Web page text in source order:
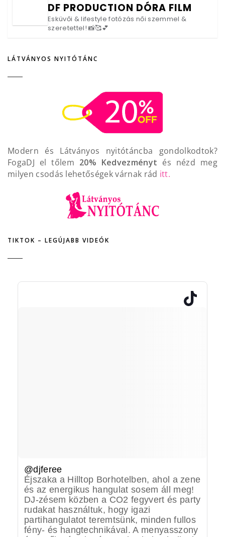
DF PRODUCTION DÓRA FILM
Esküvői & lifestyle fotózás női szemmel &
szeretettel! 📸🥰💕
LÁTVÁNYOS NYITÓTÁNC
Modern és Látványos nyitótáncba gondolkodtok?
FogaDJ el tőlem 20% Kedvezményt és nézd meg
milyen csodás lehetőségek várnak rád itt.
TIKTOK – LEGÚJABB VIDEÓK
@djferee
Éjszaka a Hilltop Borhotelben, ahol a zene
és az energikus hangulat sosem áll meg!
DJ-zésem közben a CO2 fegyvert és party
rudakat használtuk, hogy igazi
partihangulatot teremtsünk, minden fullos
fény- és hangtechnikával. A menyasszony